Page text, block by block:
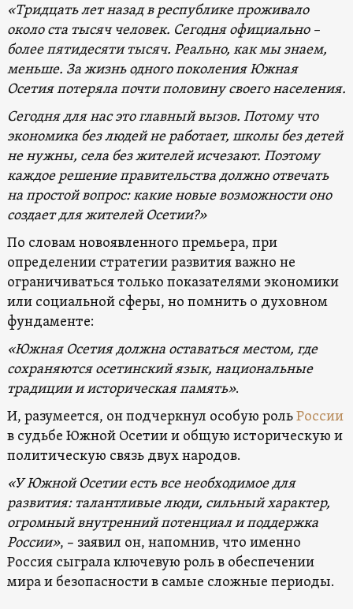
«Тридцать лет назад в республике проживало
около ста тысяч человек. Сегодня официально –
более пятидесяти тысяч. Реально, как мы знаем,
меньше. За жизнь одного поколения Южная
Осетия потеряла почти половину своего населения.
Сегодня для нас это главный вызов. Потому что
экономика без людей не работает, школы без детей
не нужны, села без жителей исчезают. Поэтому
каждое решение правительства должно отвечать
на простой вопрос: какие новые возможности оно
создает для жителей Осетии?»
По словам новоявленного премьера, при
определении стратегии развития важно не
ограничиваться только показателями экономики
или социальной сферы, но помнить о духовном
фундаменте:
«Южная Осетия должна оставаться местом, где
сохраняются осетинский язык, национальные
традиции и историческая память».
И, разумеется, он подчеркнул особую рольРоссии
в судьбе Южной Осетии и общую историческую и
политическую связь двух народов.
«У Южной Осетии есть все необходимое для
развития: талантливые люди, сильный характер,
огромный внутренний потенциал и поддержка
России», – заявил он, напомнив, что именно
Россия сыграла ключевую роль в обеспечении
мира и безопасности в самые сложные периоды.